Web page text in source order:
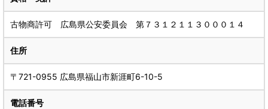
古物商許可 広島県公安委員会 第７３１２１１３０００１４
住所
〒721-0955 広島県福山市新涯町6-10-5
電話番号